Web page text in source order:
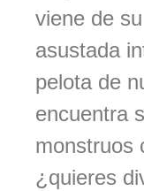
viene de
asustada
pelota de
encuentra
monstruos
¿quieres